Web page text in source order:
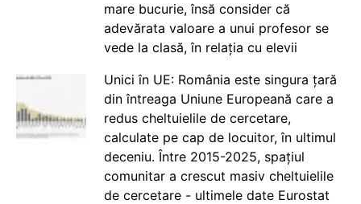
mare bucurie, însă consider că
adevărata valoare a unui profesor se
vede la clasă, în relația cu elevii
Unici în UE: România este singura țară
din întreaga Uniune Europeană care a
redus cheltuielile de cercetare,
calculate pe cap de locuitor, în ultimul
deceniu. Între 2015-2025, spațiul
comunitar a crescut masiv cheltuielile
de cercetare - ultimele date Eurostat